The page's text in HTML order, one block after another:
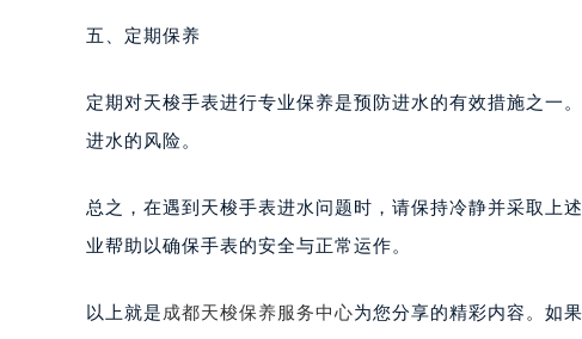
五、定期保养
定期对天梭手表进行专业保养是预防进水的有效措施之一
进水的风险。
总之，在遇到天梭手表进水问题时，请保持冷静并采取上
业帮助以确保手表的安全与正常运作。
以上就是 成都天梭保养服务中心为您分享的精彩内容。如